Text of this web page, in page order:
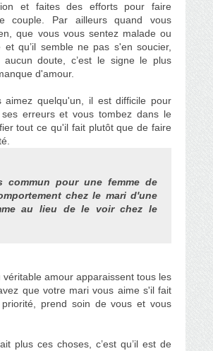
et faites des efforts pour faire
couple. Par ailleurs quand vous
que vous vous sentez malade ou
et qu’il semble ne pas s'en soucier,
aucun doute, c’est le signe le plus
d'amour.
aimez quelqu'un, il est difficile pour
erreurs et vous tombez dans le
tout ce qu'il fait plutôt que de faire
commun pour une femme de
chez le mari d'une
au lieu de le voir chez le
véritable amour apparaissent tous les
que votre mari vous aime s'il fait
prend soin de vous et vous
plus ces choses, c’est qu’il est de